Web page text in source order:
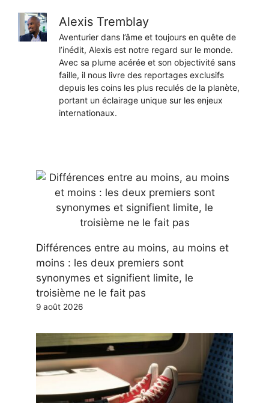
Alexis Tremblay
Aventurier dans l’âme et toujours en quête de
l’inédit, Alexis est notre regard sur le monde.
Avec sa plume acérée et son objectivité sans
faille, il nous livre des reportages exclusifs
depuis les coins les plus reculés de la planète,
portant un éclairage unique sur les enjeux
internationaux.
Différences entre au moins, au moins et
moins : les deux premiers sont
synonymes et signifient limite, le
troisième ne le fait pas
9 août 2026